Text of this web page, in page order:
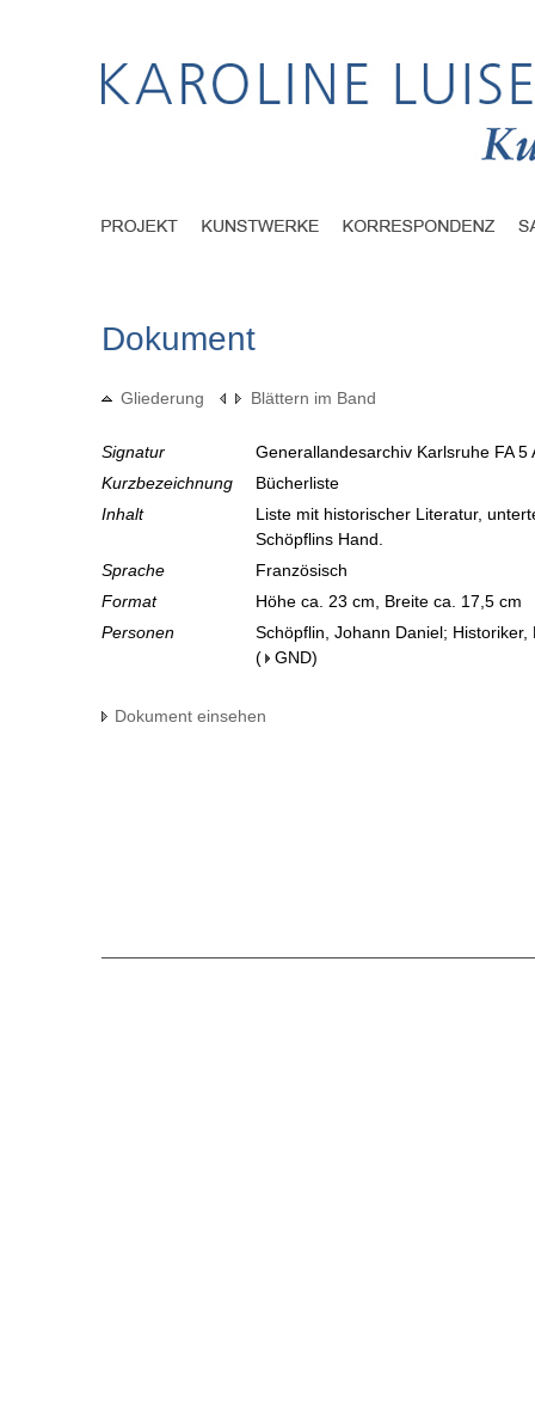
Dokument
Gliederung Blättern im Band
Signatur
Generallandesarchiv Karlsruhe FA
Kurzbezeichnung
Bücherliste
Inhalt
Liste mit historischer Literatur,
Schöpflins Hand.
Sprache
Französisch
Format
Höhe ca. 23 cm, Breite ca. 17,5 cm
Personen
Schöpflin, Johann Daniel;
(
GND)
Dokument einsehen